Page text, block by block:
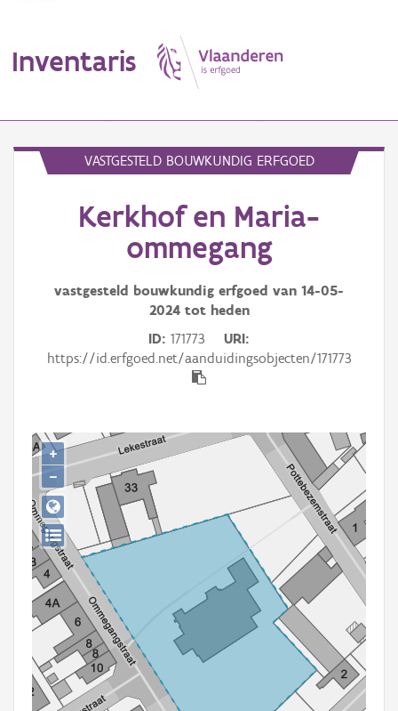
Inventaris
Erfgoedobject
Waarneming
Gebeurtenis
Downloads
Hergebruik
Aanmelden
VASTGESTELD BOUWKUNDIG ERFGOED
Kerkhof en Maria-
ommegang
vastgesteld bouwkundig erfgoed van 14-05-
2024tot heden
ID 171773
URI
https://id.erfgoed.net/aanduidingsobjecten/171773
+
−